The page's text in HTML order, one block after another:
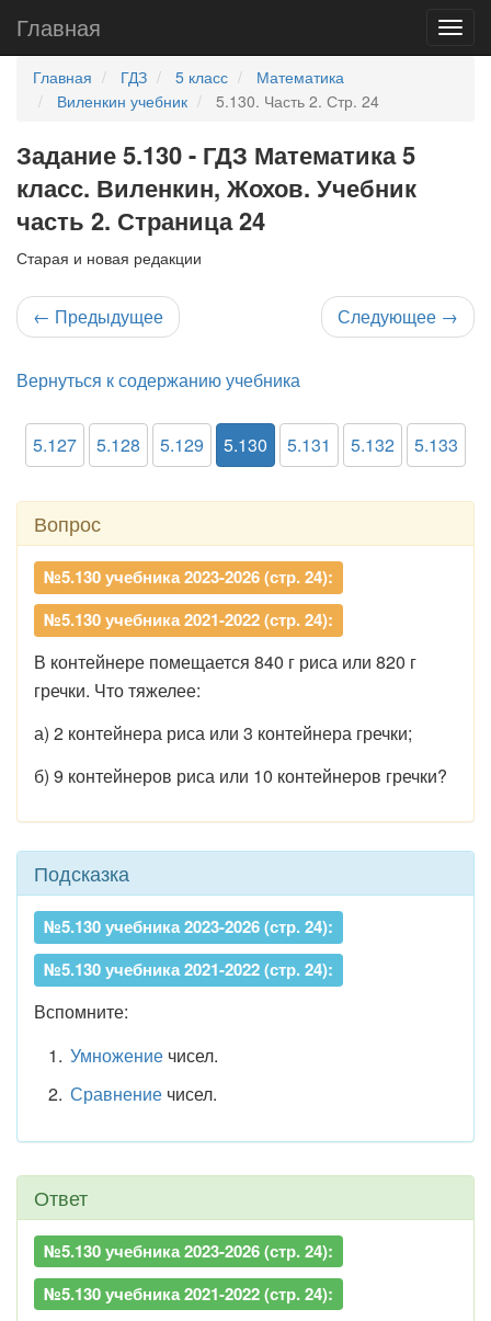
Главная
Главная ГДЗ 5 класс
Математика
Виленкин учебник
5.130. Часть 2. Стр. 24
Задание 5.130 - ГДЗ Математика 5
класс. Виленкин, Жохов. Учебник
часть 2. Страница 24
Старая и новая редакции
← Предыдущее Следующее →
Вернуться к содержанию учебника
5.127 5.128 5.129 5.130 5.131 5.132 5.133
Вопрос
№5.130 учебника 2023-2026 (стр. 24):
№5.130 учебника 2021-2022 (стр. 24):
В контейнере помещается 840 г риса или 820 г
гречки. Что тяжелее:
а) 2 контейнера риса или 3 контейнера гречки;
б) 9 контейнеров риса или 10 контейнеров гречки?
Подсказка
№5.130 учебника 2023-2026 (стр. 24):
№5.130 учебника 2021-2022 (стр. 24):
Вспомните:
Умножениечисел.
Сравнениечисел.
Ответ
№5.130 учебника 2023-2026 (стр. 24):
№5.130 учебника 2021-2022 (стр. 24):